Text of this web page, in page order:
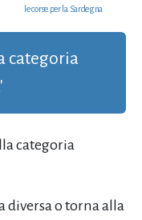
le corse per la Sardegna
categoria
categoria
diversa o torna alla